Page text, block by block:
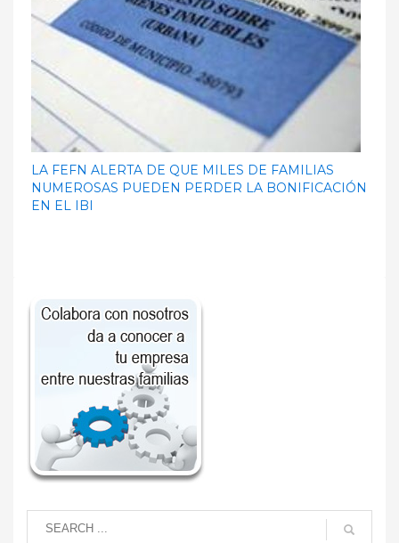
LA FEFN ALERTA DE QUE MILES DE FAMILIAS
NUMEROSAS PUEDEN PERDER LA BONIFICACIÓN
EN EL IBI